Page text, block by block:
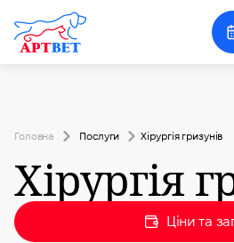
Головна Послуги Хірургія гризунів
Хірургія
Ціни та